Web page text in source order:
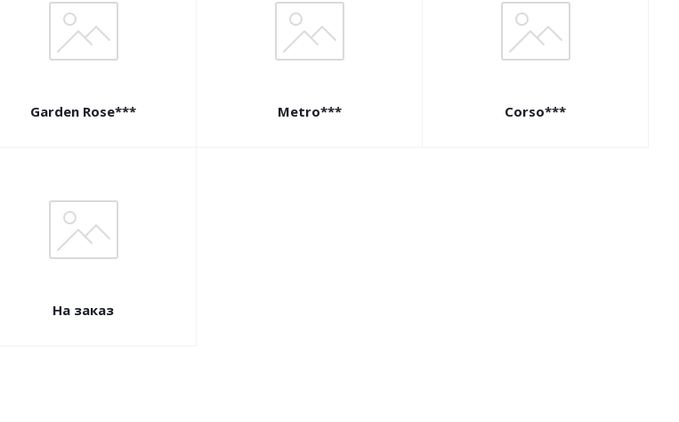
Garden Rose*** Metro*** Corso***
На заказ